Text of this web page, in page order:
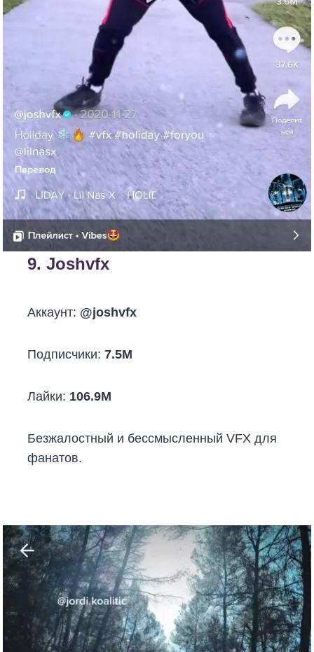
9. Joshvfx
Аккаунт: @joshvfx
Подписчики:7.5M
Лайки: 106.9M
Безжалостный и бессмысленный VFX для
фанатов.